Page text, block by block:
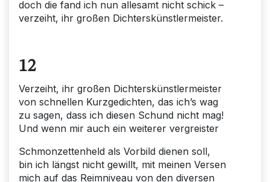
doch die fand ich nun allesamt nicht schick –
verzeiht, ihr großen Dichterskünstlermeister.
12
Verzeiht, ihr großen Dichterskünstlermeister
von schnellen Kurzgedichten, das ich’s wag
zu sagen, dass ich diesen Schund nicht mag!
Und wenn mir auch ein weiterer vergreister
Schmonzettenheld als Vorbild dienen soll,
bin ich längst nicht gewillt, mit meinen Versen
mich auf das Reimniveau von den diversen